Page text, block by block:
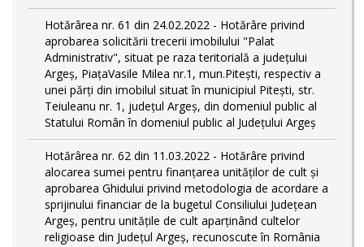
Hotărârea nr. 61 din 24.02.2022 - Hotărâre privind
aprobarea solicitării trecerii imobilului "Palat
Administrativ", situat pe raza teritorială a județului
Argeș, PiațaVasile Milea nr.1, mun.Pitești, respectiv a
unei părți din imobilul situat în municipiul Piteşti, str.
Teiuleanu nr. 1, judeţul Argeş, din domeniul public al
Statului Român în domeniul public al Județului Argeș
Hotărârea nr. 62 din 11.03.2022 - Hotărâre privind
alocarea sumei pentru finanțarea unităților de cult și
aprobarea Ghidului privind metodologia de acordare a
sprijinului financiar de la bugetul Consiliului Judeţean
Argeş, pentru unităţile de cult aparţinând cultelor
religioase din Judeţul Argeş, recunoscute în România